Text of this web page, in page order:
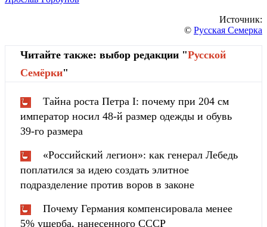
Источник:
© Русская Семерка
Читайте также: выбор редакции "Русской
Cемёрки"
Тайна роста Петра I: почему при 204 см
император носил 48-й размер одежды и обувь
39-го размера
«Российский легион»: как генерал Лебедь
поплатился за идею создать элитное
подразделение против воров в законе
Почему Германия компенсировала менее
5% ущерба, нанесенного СССР